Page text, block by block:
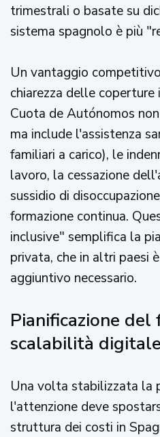
trimestrali o basate su
sistema spagnolo è più
Un vantaggio
chiarezza delle
Cuota de Autónomos
ma include l'assistenza
familiari a carico), le
lavoro, la cessazione
sussidio di
formazione continua.
inclusive" semplifica la
privata, che in altri paesi
aggiuntivo necessario.
Pianificazione
scalabilità digitale
Una volta stabilizzata la
l'attenzione deve
struttura dei costi in